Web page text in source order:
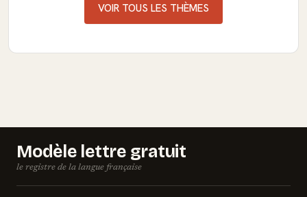
VOIR TOUS LES THÈMES
Modèle lettre gratuit
le registre de la langue française